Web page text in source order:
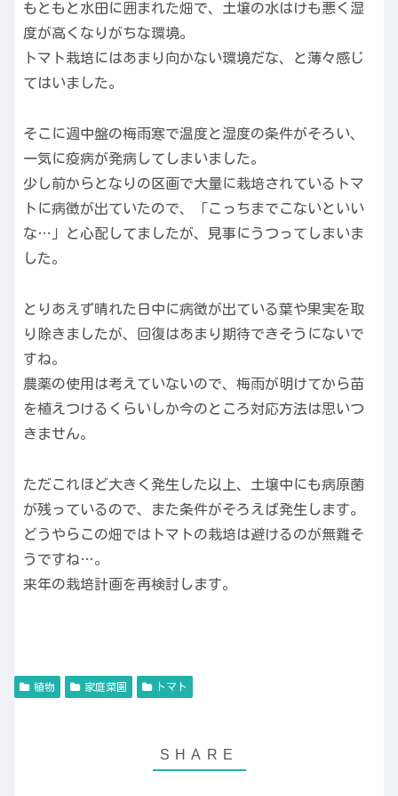
もともと水田に囲まれた畑で、土壌の水はけも悪く湿
度が高くなりがちな環境。
トマト栽培にはあまり向かない環境だな、と薄々感じ
てはいました。
そこに週中盤の梅雨寒で温度と湿度の条件がそろい、
一気に疫病が発病してしまいました。
少し前からとなりの区画で大量に栽培されているトマ
トに病徴が出ていたので、「こっちまでこないといい
な…」と心配してましたが、見事にうつってしまいま
した。
とりあえず晴れた日中に病徴が出ている葉や果実を取
り除きましたが、回復はあまり期待できそうにないで
すね。
農薬の使用は考えていないので、梅雨が明けてから苗
を植えつけるくらいしか今のところ対応方法は思いつ
きません。
ただこれほど大きく発生した以上、土壌中にも病原菌
が残っているので、また条件がそろえば発生します。
どうやらこの畑ではトマトの栽培は避けるのが無難そ
うですね…。
来年の栽培計画を再検討します。
植物 家庭菜園 トマト